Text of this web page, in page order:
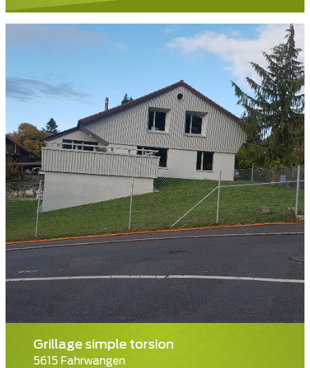
Grillage simple torsion
5615 Fahrwangen